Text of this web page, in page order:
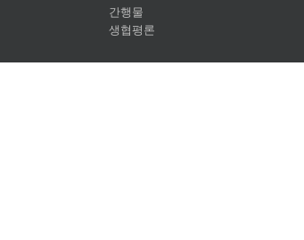
간행물
생협평론